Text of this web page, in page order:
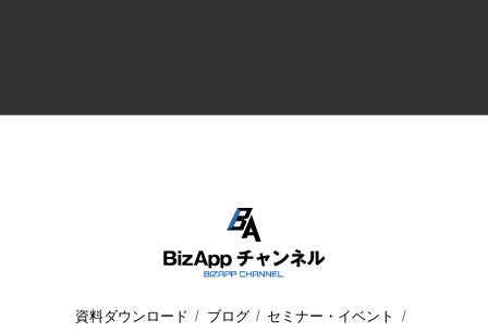
資料ダウンロード ブログ セミナー・イベント